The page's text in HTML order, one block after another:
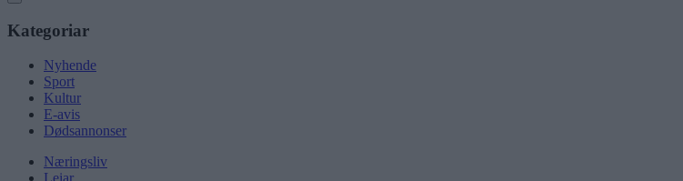
Kategoriar
Nyhende
Sport
Kultur
E-avis
Dødsannonser
Næringsliv